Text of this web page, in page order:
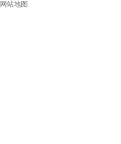
网站地图